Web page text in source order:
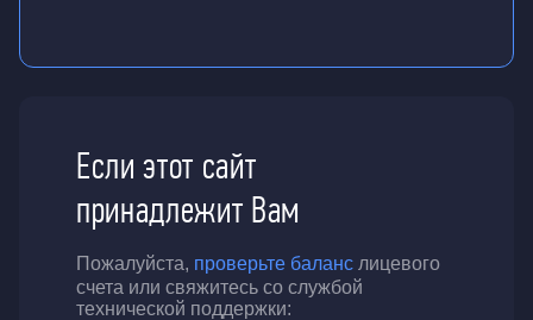
Если этот сайт
принадлежит Вам
Пожалуйста, проверьте баланс лицевого
счета или свяжитесь со службой
технической поддержки: